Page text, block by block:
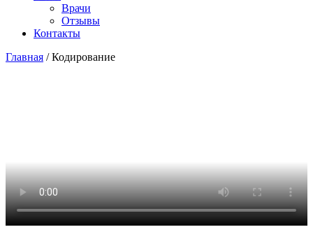
Врачи
Отзывы
Контакты
Главная /Кодирование